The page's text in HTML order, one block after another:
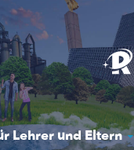
Lehrer und Eltern